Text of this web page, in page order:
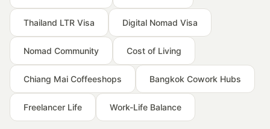
Thailand LTR Visa Digital Nomad Visa
Nomad Community Cost of Living
Chiang Mai Coffeeshops Bangkok Cowork Hubs
Freelancer Life Work-Life Balance